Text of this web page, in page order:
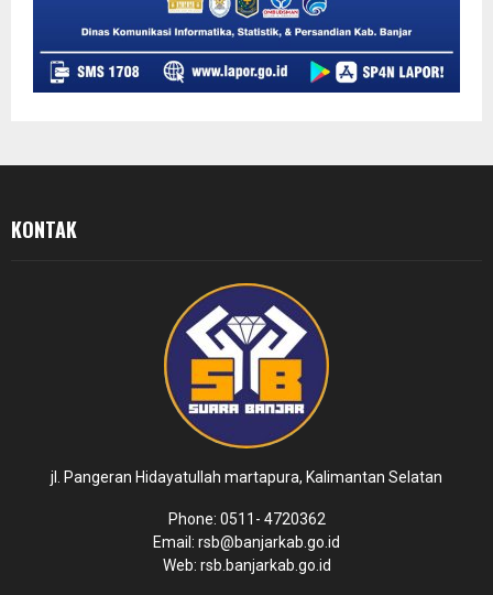
KONTAK
jl. Pangeran Hidayatullah martapura, Kalimantan Selatan
Phone: 0511- 4720362
Email: rsb@banjarkab.go.id
Web: rsb.banjarkab.go.id